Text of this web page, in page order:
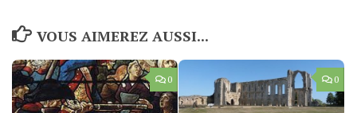
VOUS AIMEREZ AUSSI...
0 0